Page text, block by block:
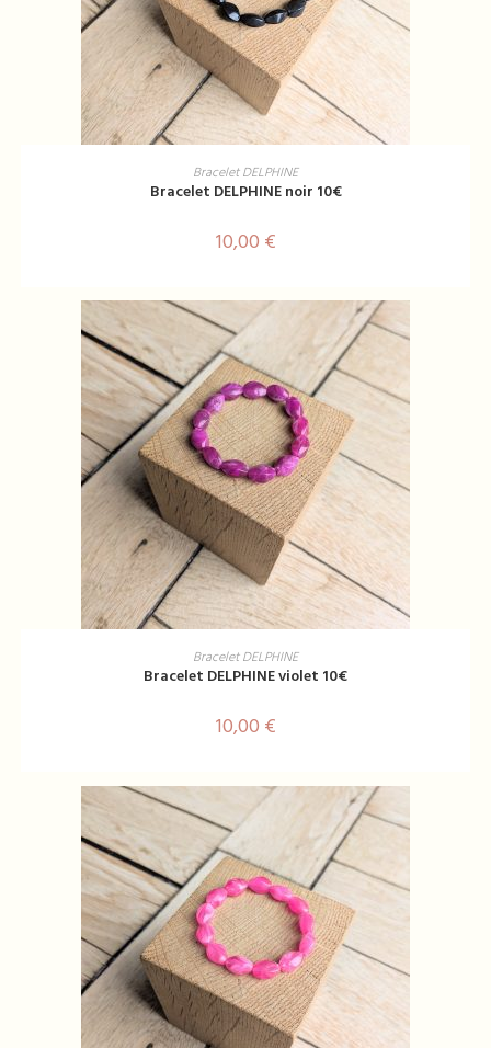
AJOUTER AU PANIER
Bracelet DELPHINE
Bracelet DELPHINE noir 10€
10,00 €
AJOUTER AU PANIER
Bracelet DELPHINE
Bracelet DELPHINE violet 10€
10,00 €